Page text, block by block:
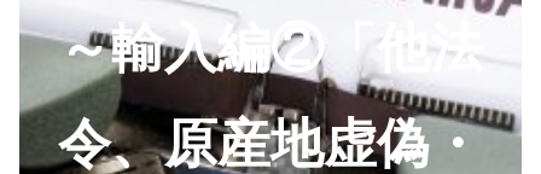
～輸入編②「他法
令、原産地虚偽・